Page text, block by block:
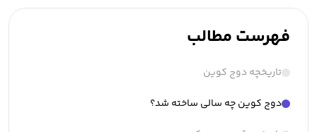
فهرست مطالب
تاریخچه دوج کوین
دوج کوین چه سالی ساخته شد؟